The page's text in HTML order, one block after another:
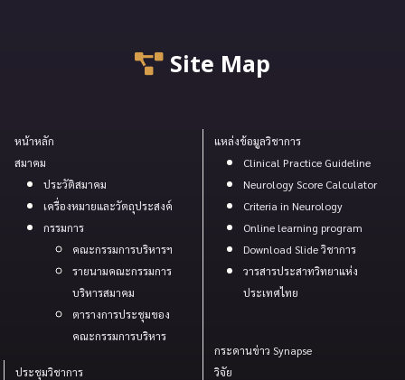
Site Map
หน้าหลัก
สมาคม
ประวัติสมาคม
เครื่องหมายและวัตถุประสงค์
กรรมการ
คณะกรรมการบริหารฯ
รายนามคณะกรรมการ
บริหารสมาคม
ตารางการประชุมของ
คณะกรรมการบริหาร
แหล่งข้อมูลวิชาการ
Clinical Practice Guideline
Neurology Score Calculator
Criteria in Neurology
Online learning program
Download Slide วิชาการ
วารสารประสาทวิทยาแห่ง
ประเทศไทย
กระดานข่าว Synapse
ประชุมวิชาการ
วิจัย